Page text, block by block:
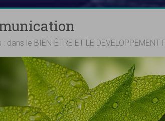
le BIEN-ÊTRE ET LE DEVELOPPEMENT